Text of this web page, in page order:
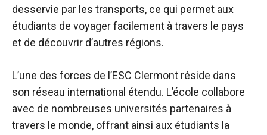
desservie par les transports, ce qui permet aux
étudiants de voyager facilement à travers le pays
et de découvrir d’autres régions.
L’une des forces de l’ESC Clermont réside dans
son réseau international étendu. L’école collabore
avec de nombreuses universités partenaires à
travers le monde, offrant ainsi aux étudiants la